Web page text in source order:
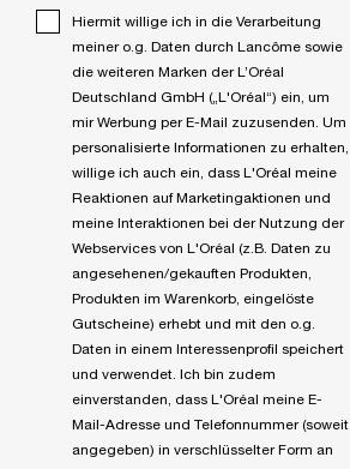
Hiermit willige ich in die Verarbeitung
meiner o.g. Daten durch Lancôme sowie
die weiteren Marken der L’Oréal
Deutschland GmbH („L'Oréal“) ein, um
mir Werbung per E-Mail zuzusenden. Um
personalisierte Informationen zu erhalten,
willige ich auch ein, dass L'Oréal meine
Reaktionen auf Marketingaktionen und
meine Interaktionen bei der Nutzung der
Webservices von L'Oréal (z.B. Daten zu
angesehenen/gekauften Produkten,
Produkten im Warenkorb, eingelöste
Gutscheine) erhebt und mit den o.g.
Daten in einem Interessenprofil speichert
und verwendet. Ich bin zudem
einverstanden, dass L'Oréal meine E-
Mail-Adresse und Telefonnummer (soweit
angegeben) in verschlüsselter Form an